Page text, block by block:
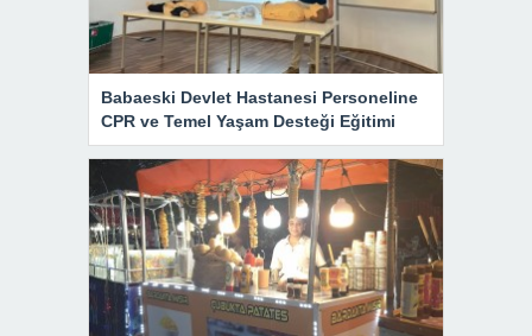
Babaeski Devlet Hastanesi Personeline
CPR ve Temel Yaşam Desteği Eğitimi